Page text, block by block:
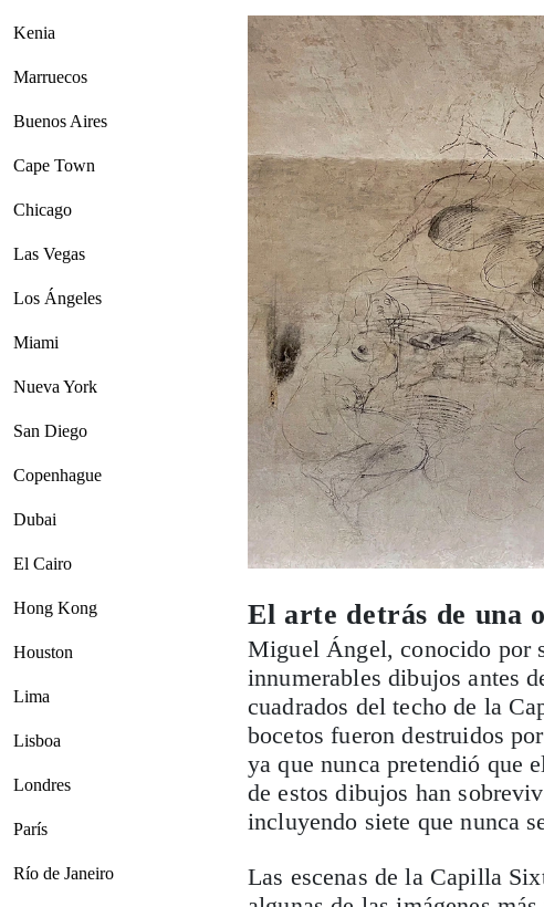
Kenia
Marruecos
Buenos Aires
Cape Town
Chicago
Las Vegas
Los Ángeles
Miami
Nueva York
San Diego
Copenhague
Dubai
El Cairo
Hong Kong
Houston
Lima
Lisboa
Londres
París
Río de Janeiro
El arte detrás de una
Miguel Ángel, conocido por
innumerables dibujos antes
cuadrados del techo de la
bocetos fueron destruidos
ya que nunca pretendió que
de estos dibujos han
incluyendo siete que nunca
Las escenas de la Capilla